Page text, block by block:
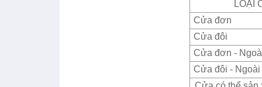
LOẠI
Cửa đơn
Cửa đôi
Cửa đơn -
Cửa đôi -